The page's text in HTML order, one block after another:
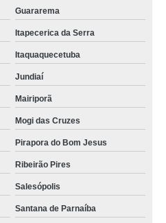
Guararema
Itapecerica da Serra
Itaquaquecetuba
Jundiaí
Mairiporã
Mogi das Cruzes
Pirapora do Bom Jesus
Ribeirão Pires
Salesópolis
Santana de Parnaíba